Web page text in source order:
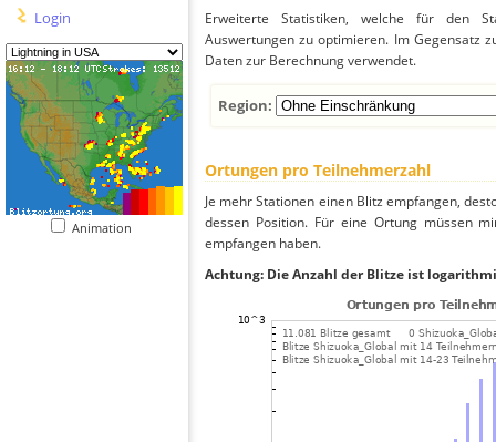
Login
Animation
Erweiterte Statistiken, welche für den
Auswertungen zu optimieren. Im Gegensatz
Daten zur Berechnung verwendet.
Region:
Ortungen pro Teilnehmerzahl
Je mehr Stationen einen Blitz empfangen,
dessen Position. Für eine Ortung müssen
empfangen haben.
Achtung: Die Anzahl der Blitze ist